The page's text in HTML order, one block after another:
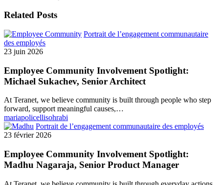
Related Posts
Portrait de l’engagement communautaire
des employés
23 juin 2026
Employee Community Involvement Spotlight:
Michael Sukachev, Senior Architect
At Teranet, we believe community is built through people who step
forward, support meaningful causes,…
mariapolicellisohrabi
Portrait de l’engagement communautaire des employés
23 février 2026
Employee Community Involvement Spotlight:
Madhu Nagaraja, Senior Product Manager